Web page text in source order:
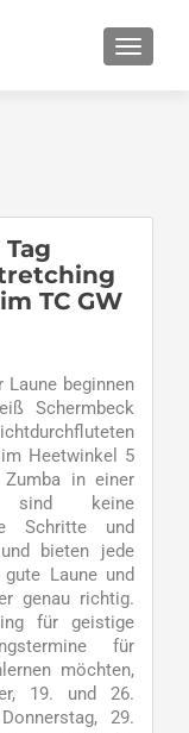
TC GW
beginnen
Schermbeck
Heetwinkel 5
Zumba in einer
sind keine
Schritte und
bieten jede
Laune und
genau richtig.
für geistige
für
möchten,
19. und 26.
29.